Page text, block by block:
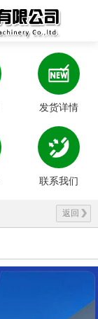
发货详情
联系我们
返回